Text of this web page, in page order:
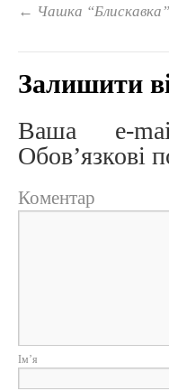
← Чашка “Блискавка”
Залишити
Ваша e-
Обов’язкові
Коментар